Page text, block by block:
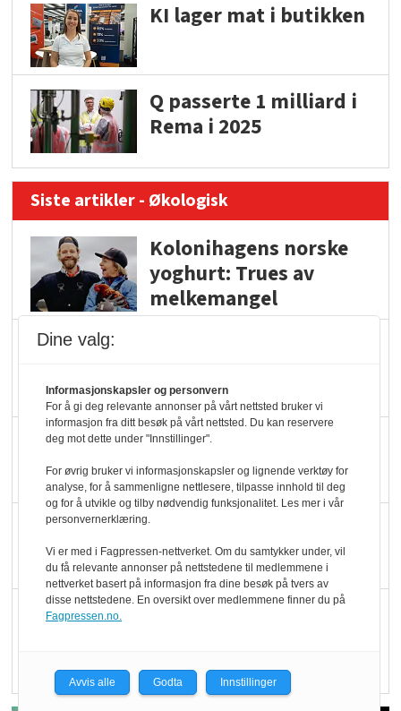
KI lager mat i butikken
Q passerte 1 milliard i
Rema i 2025
Siste artikler - Økologisk
Kolonihagens norske
yoghurt: Trues av
melkemangel
hederspris
Blir enklere å velge
økologisk i butikkhylla
Kolonihagen sliter
med å få tak i nok melk
det?
Dine valg:
Informasjonskapsler og personvern
For å gi deg relevante annonser på vårt nettsted bruker vi
informasjon fra ditt besøk på vårt nettsted. Du kan reservere
deg mot dette under "Innstillinger".
For øvrig bruker vi informasjonskapsler og lignende verktøy for
analyse, for å sammenligne nettlesere, tilpasse innhold til deg
og for å utvikle og tilby nødvendig funksjonalitet. Les mer i vår
personvernerklæring.
Vi er med i Fagpressen-nettverket. Om du samtykker under, vil
du få relevante annonser på nettstedene til medlemmene i
nettverket basert på informasjon fra dine besøk på tvers av
disse nettstedene. En oversikt over medlemmene finner du på
Fagpressen.no.
Avvis alle Godta Innstillinger